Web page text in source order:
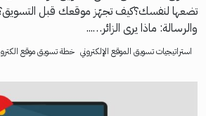
تضعها لنفسك؟كيف تجهّز موقعك قبل
والرسالة: ماذا يرى الزائر…...
استراتيجيات تسويق الموقع الإلكتروني خطة تسويق موقع